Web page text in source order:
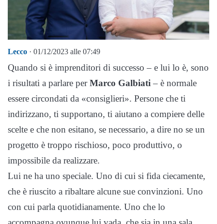
Lecco · 01/12/2023 alle 07:49
Quando si è imprenditori di successo – e lui lo è, sono
i risultati a parlare perMarco Galbiati – è normale
essere circondati da «consiglieri». Persone che ti
indirizzano, ti supportano, ti aiutano a compiere delle
scelte e che non esitano, se necessario, a dire no se un
progetto è troppo rischioso, poco produttivo, o
impossibile da realizzare.
Lui ne ha uno speciale. Uno di cui si fida ciecamente,
che è riuscito a ribaltare alcune sue convinzioni. Uno
con cui parla quotidianamente. Uno che lo